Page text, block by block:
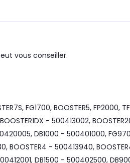
vous conseiller.
FG1700, BOOSTER5, FP2000,
- 500413002,
DB1000 - 500401000,
BOOSTER4 - 500413940,
DB1500 - 500402500,